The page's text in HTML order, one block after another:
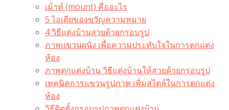
เม้าท์ (mount) คืออะไร​
5 ไอเดียของขวัญความหมาย
4 วิธีแต่งบ้านสวยด้วยกรอบรูป
ภาพแขวนผนัง เพื่อความประทับใจในการตกแต่ง
ห้อง
ภาพตกแต่งบ้าน วิธีแต่งบ้านให้สวยด้วยกรอบรูป
เทคนิคการแขวนรูปภาพ เพิ่มสไตล์ในการตกแต่ง
ห้อง